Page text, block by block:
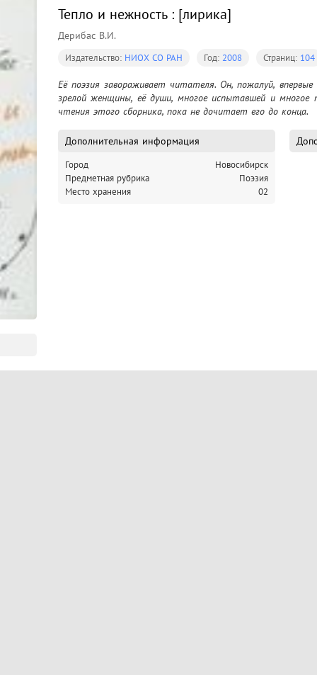
Тепло и нежность : [лирика]
Дерибас В.И.
Издательство: НИОХ СО РАН Год: 2008 Страниц: 104
Её поэзия завораживает читателя. Он, пожалуй,
зрелой женщины, её души, многое испытавшей и
чтения этого сборника, пока не дочитает его до конца.
Дополнительная информация
Город
Новосибирск
Предметная рубрика
Поэзия
Место хранения
02